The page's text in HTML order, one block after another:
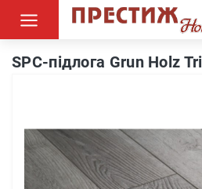
SPC-підлога Grun Holz Triumf
SPC-підлога Grun Holz